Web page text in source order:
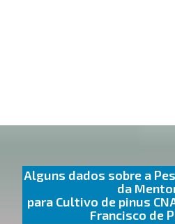
Alguns dados sobre a
da
para Cultivo de pinus
Francisco de